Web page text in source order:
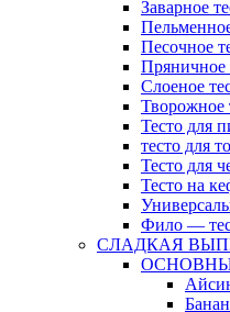
Заварное
Песочное
Пряничное
Слоеное
Творожное
Тесто для
тесто для
Тесто для
Тесто на
Фило —
СЛАДКАЯ